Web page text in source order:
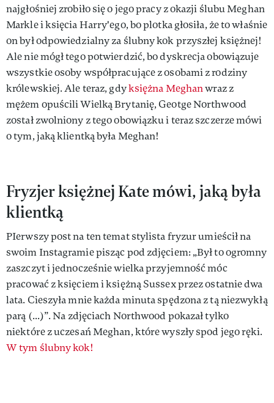
najgłośniej zrobiło się o jego pracy z okazji ślubu Meghan
Markle i księcia Harry'ego, bo plotka głosiła, że to właśnie
on był odpowiedzialny za ślubny kok przyszłej księżnej!
Ale nie mógł tego potwierdzić, bo dyskrecja obowiązuje
wszystkie osoby współpracujące z osobami z rodziny
królewskiej. Ale teraz, gdyksiężna Meghanwraz z
mężem opuścili Wielką Brytanię, Geotge Northwood
został zwolniony z tego obowiązku i teraz szczerze mówi
o tym, jaką klientką była Meghan!
Fryzjer księżnej Kate mówi, jaką była
klientką
PIerwszy post na ten temat stylista fryzur umieścił na
swoim Instagramie pisząc pod zdjęciem: „Był to ogromny
zaszczyt i jednocześnie wielka przyjemność móc
pracować z księciem i księżną Sussex przez ostatnie dwa
lata. Cieszyła mnie każda minuta spędzona z tą niezwykłą
parą (...)”. Na zdjęciach Northwood pokazał tylko
niektóre z uczesań Meghan, które wyszły spod jego ręki.
W tym ślubny kok!